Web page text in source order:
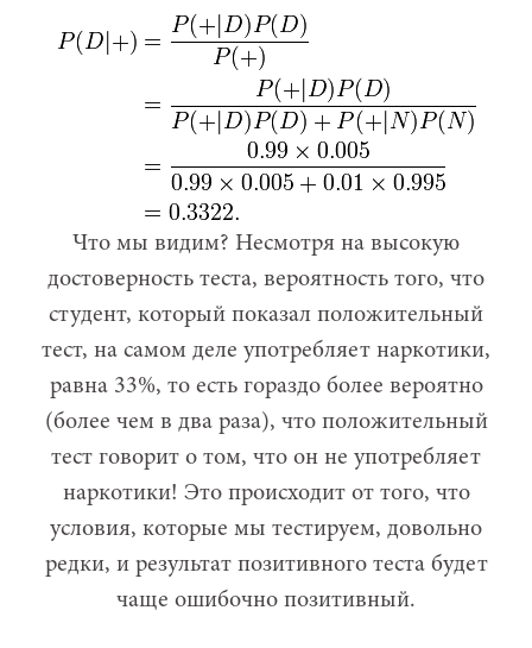
Что мы видим? Несмотря на высокую
достоверность теста, вероятность того, что
студент, который показал положительный
тест, на самом деле употребляет наркотики,
равна 33%, то есть гораздо более вероятно
(более чем в два раза), что положительный
тест говорит о том, что он не употребляет
наркотики! Это происходит от того, что
условия, которые мы тестируем, довольно
редки, и результат позитивного теста будет
чаще ошибочно позитивный.